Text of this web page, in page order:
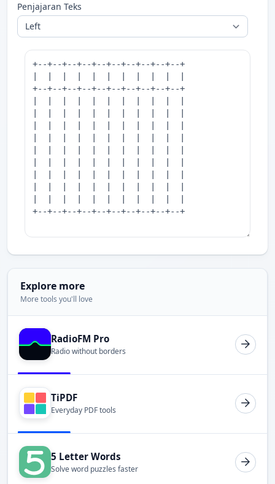
Penjajaran Teks
Explore more
More tools you'll love
RadioFM Pro
Radio without borders
TiPDF
Everyday PDF tools
5 Letter Words
Solve word puzzles faster